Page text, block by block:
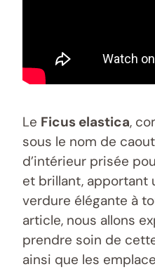
Le Ficus elastica,
sous le nom de
d’intérieur prisée
et brillant, apportant
verdure élégante à
article, nous allons
prendre soin de
ainsi que les